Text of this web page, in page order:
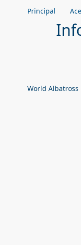
Principal
World Albatross